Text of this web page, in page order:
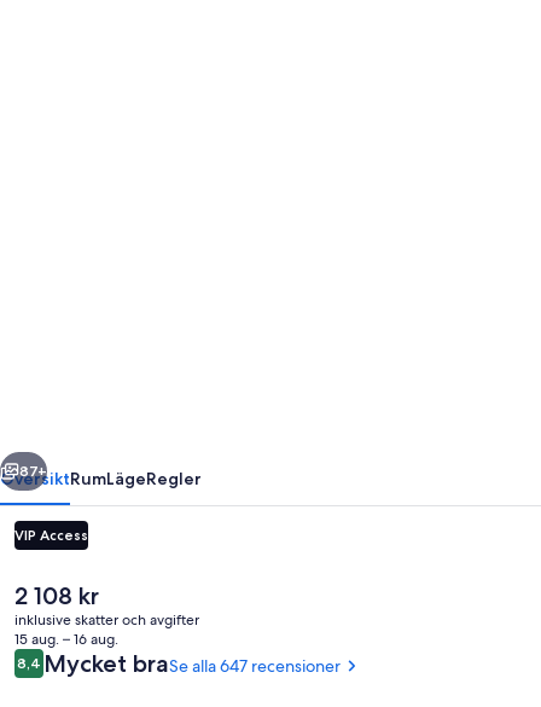
Nästa
87+
ÖversiktRumLägeRegler
VIP Access
Det
nuvarande
priset
är
2 108 kr
2 108 kr
inklusive skatter och avgifter
15 aug. – 16 aug.
Recensioner
8,48,4 av 10,
Mycket braSe alla 647 recensioner